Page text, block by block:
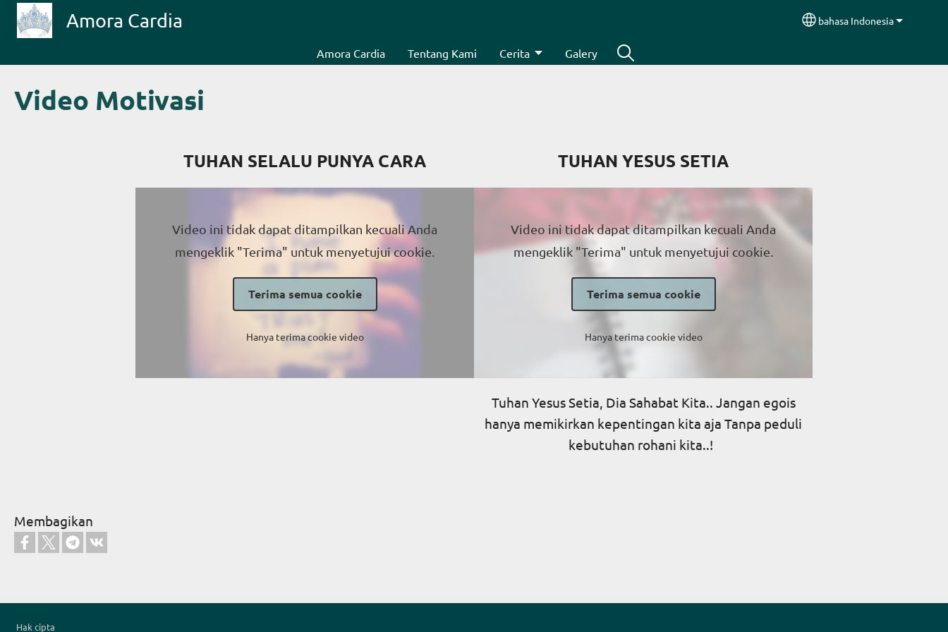
Lompat ke isi utamaAmora Cardia Select your language
bahasa Indonesia
Amora Cardia Tentang Kami Cerita Galery
Video Motivasi
TUHAN SELALU PUNYA CARA
Video ini tidak dapat ditampilkan kecuali Anda
mengeklik "Terima" untuk menyetujui cookie.
Terima semua cookie
Hanya terima cookie video
TUHAN YESUS SETIA
Video ini tidak dapat ditampilkan kecuali Anda
mengeklik "Terima" untuk menyetujui cookie.
Terima semua cookie
Hanya terima cookie video
Tuhan Yesus Setia, Dia Sahabat Kita.. Jangan egois
hanya memikirkan kepentingan kita aja Tanpa peduli
kebutuhan rohani kita..!
Membagikan
Hak cipta